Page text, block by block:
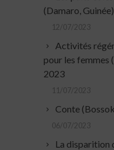
(Damaro,
12/07/2023
Activités
pour les femmes
2023
11/07/2023
Conte
06/07/2023
La disparition